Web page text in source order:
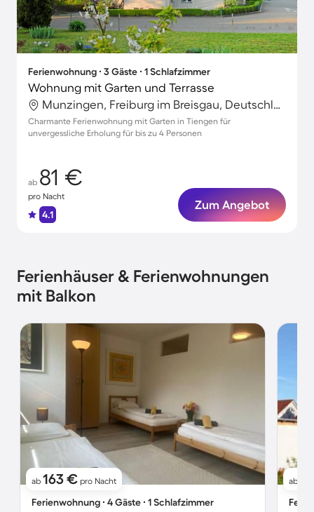
Ferienwohnung ∙ 3 Gäste ∙ 1 Schlafzimmer
Wohnung mit Garten und Terrasse
Munzingen, Freiburg im Breisgau, Deutschland
Charmante Ferienwohnung mit Garten in Tiengen für
unvergessliche Erholung für bis zu 4 Personen
ab 81 €
pro Nacht
4.1
Zum Angebot
Ferienhäuser & Ferienwohnungen
mit Balkon
ab 163 € pro Nacht
Ferienwohnung ∙ 4 Gäste ∙ 1 Schlafzimmer
ab